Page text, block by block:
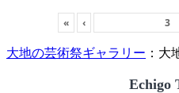
« ‹
大地の芸術祭ギャラリー ：大
Echigo